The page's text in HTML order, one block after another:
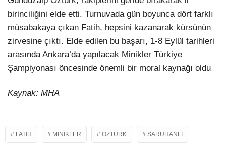
birinciliğini elde etti. Turnuvada gün boyunca dört farklı
müsabakaya çıkan Fatih, hepsini kazanarak kürsünün
zirvesine çıktı. Elde edilen bu başarı, 1-8 Eylül tarihleri
arasında Ankara’da yapılacak Minikler Türkiye
Şampiyonası öncesinde önemli bir moral kaynağı oldu
Kaynak: MHA
FATIH MINIKLER ÖZTÜRK SARUHANLI